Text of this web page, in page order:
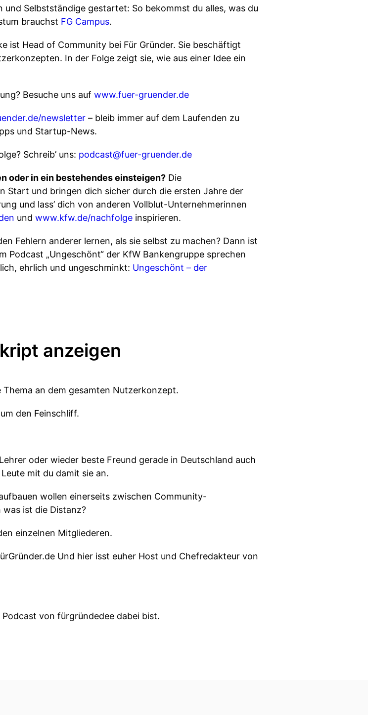
Selbstständige gestartet: So bekommst du alles, was du
brauchst FG Campus.
ist Head of Community bei Für Gründer. Sie beschäftigt
In der Folge zeigt sie, wie aus einer Idee ein
Besuche uns auf www.fuer-gruender.de
newsletter – bleib immer auf dem Laufenden zu
und Startup-News.
Schreib’ uns: podcast@fuer-gruender.de
oder in ein bestehendes einsteigen? Die
Start und bringen dich sicher durch die ersten Jahre der
und lass’ dich von anderen Vollblut-Unternehmerinnen
und www.kfw.de/nachfolge inspirieren.
Fehlern anderer lernen, als sie selbst zu machen? Dann ist
Podcast „Ungeschönt“ der KfW Bankengruppe sprechen
ehrlich und ungeschminkt: Ungeschönt – der
anzeigen
an dem gesamten Nutzerkonzept.
den Feinschliff.
oder wieder beste Freund gerade in Deutschland auch
mit du damit sie an.
wollen einerseits zwischen Community-
ist die Distanz?
einzelnen Mitgliederen.
Und hier isst euher Host und Chefredakteur von
von fürgründedee dabei bist.